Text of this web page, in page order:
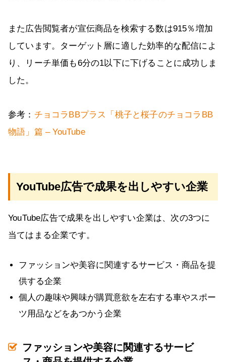
また広告閲覧者が宣伝商品を検索する数は915％増加
しています。ターゲット層に適した効率的な配信によ
り、リーチ単価も6分の1以下に下げることに成功しま
した。
参考： チョコラBBプラス「桃子と桜子のチョコラBB
物語」篇 – YouTube
YouTube広告で成果を出しやすい企業
YouTube広告で成果を出しやすい企業は、次の3つに
当てはまる企業です。
ファッションや美容に関連するサービス・商品を提
供する企業
個人の趣味や興味が購買意欲を左右する車やスポー
ツ用品などをあつかう企業
ファッションや美容に関連するサービ